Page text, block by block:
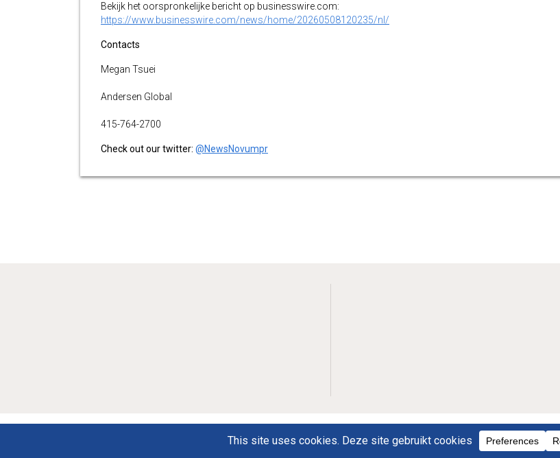
Bekijk het oorspronkelijke bericht op businesswire.com:
https://www.businesswire.com/news/home/20260508120235/nl/
Contacts
Megan Tsuei
Andersen Global
415-764-2700
Check out our twitter: @NewsNovumpr
Novumpr © 2026